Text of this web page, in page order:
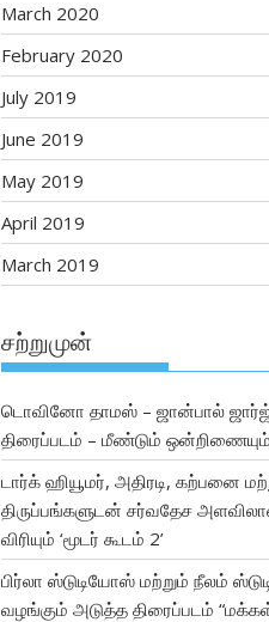
March 2020
February 2020
July 2019
June 2019
May 2019
April 2019
March 2019
சற்றுமுன்
டொவினோ தாமஸ் – ஜான்பால் ஜார்ஜ்
திரைப்படம் – மீண்டும் ஒன்றிணையும்
டார்க் ஹியூமர், அதிரடி, கற்பனை
திருப்பங்களுடன் சர்வதேச
விரியும் ‘மூடர் கூடம் 2’
பிர்லா ஸ்டுடியோஸ் மற்றும் நீலம்
வழங்கும் அடுத்த திரைப்படம்